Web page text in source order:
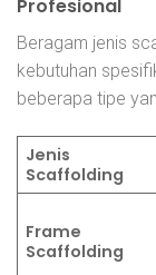
Profesional
Beragam jenis
kebutuhan
beberapa tipe
Jenis
Scaffolding
Frame
Scaffolding